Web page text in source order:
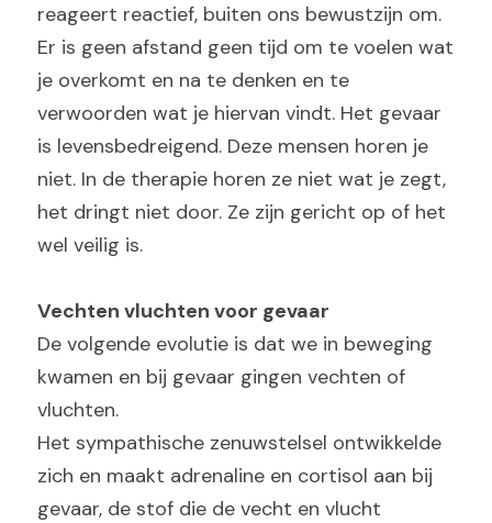
reageert reactief, buiten ons bewustzijn om.
Er is geen afstand geen tijd om te voelen wat
je overkomt en na te denken en te
verwoorden wat je hiervan vindt. Het gevaar
is levensbedreigend. Deze mensen horen je
niet. In de therapie horen ze niet wat je zegt,
het dringt niet door. Ze zijn gericht op of het
wel veilig is.
Vechten vluchten voor gevaar
De volgende evolutie is dat we in beweging
kwamen en bij gevaar gingen vechten of
vluchten.
Het sympathische zenuwstelsel ontwikkelde
zich en maakt adrenaline en cortisol aan bij
gevaar, de stof die de vecht en vlucht